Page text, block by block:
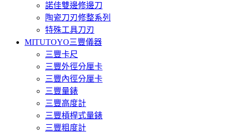
諾佳雙邊修邊刀
陶瓷刀刃修整系列
特殊工具刀刃
MITUTOYO三豐儀器
三豐卡尺
三豐外徑分厘卡
三豐內徑分厘卡
三豐量錶
三豐高度計
三豐槓桿式量錶
三豐粗度計